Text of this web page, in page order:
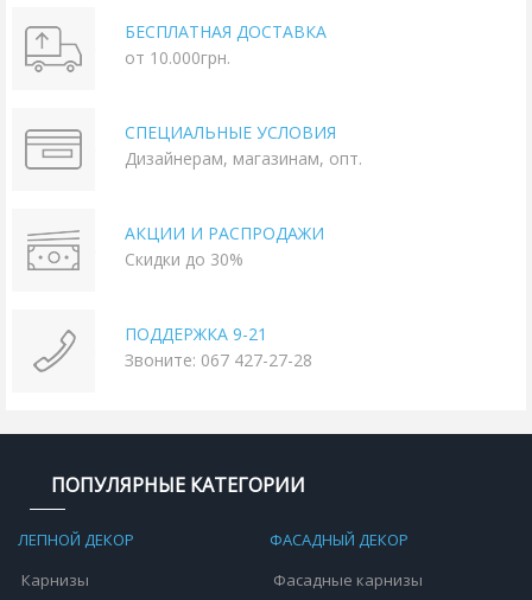
БЕСПЛАТНАЯ ДОСТАВКА
от 10.000грн.
СПЕЦИАЛЬНЫЕ УСЛОВИЯ
Дизайнерам, магазинам, опт.
АКЦИИ И РАСПРОДАЖИ
Скидки до 30%
ПОДДЕРЖКА 9-21
Звоните: 067 427-27-28
ПОПУЛЯРНЫЕ КАТЕГОРИИ
ЛЕПНОЙ ДЕКОР
Карнизы
ФАСАДНЫЙ ДЕКОР
Фасадные карнизы